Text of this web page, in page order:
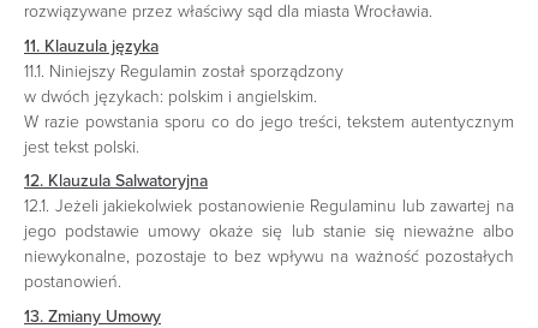
rozwiązywane przez właściwy sąd dla miasta Wrocławia.
11. Klauzula języka
11.1. Niniejszy Regulamin został sporządzony
w dwóch językach: polskim i angielskim.
W razie powstania sporu co do jego treści, tekstem autentycznym
jest tekst polski.
12. Klauzula Salwatoryjna
12.1. Jeżeli jakiekolwiek postanowienie Regulaminu lub zawartej na
jego podstawie umowy okaże się lub stanie się nieważne albo
niewykonalne, pozostaje to bez wpływu na ważność pozostałych
postanowień.
13. Zmiany Umowy